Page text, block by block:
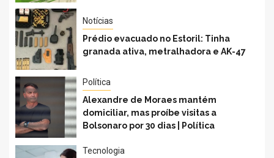
Notícias
Prédio evacuado no Estoril: Tinha
granada ativa, metralhadora e AK-47
Política
Alexandre de Moraes mantém
domiciliar, mas proíbe visitas a
Bolsonaro por 30 dias | Política
Tecnologia